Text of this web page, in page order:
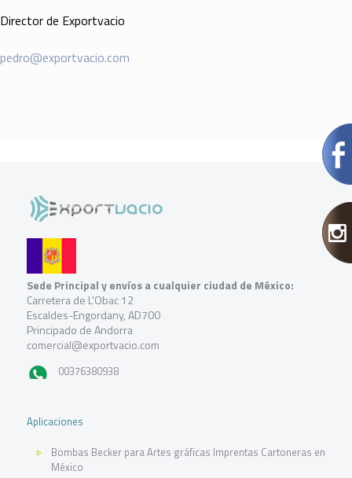
Director de Exportvacio
pedro@exportvacio.com
Sede Principal y envíos a cualquier ciudad de México:
Carretera de L'Obac 12
Escaldes-Engordany, AD700
Principado de Andorra
comercial@exportvacio.com
00376380938
Aplicaciones
Bombas Becker para Artes gráficas Imprentas Cartoneras en
México